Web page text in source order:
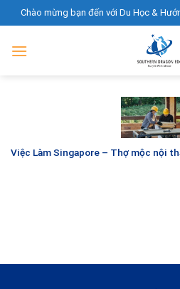
to
content
Chào mừng bạn đến với Du Học &
Việc Làm Singapore – Thợ mộc nội